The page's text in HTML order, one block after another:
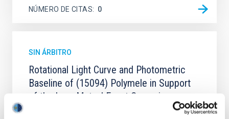
NÚMERO DE CITAS 0
SIN ÁRBITRO
Rotational Light Curve and Photometric
Baseline of (15094) Polymele in Support
of the Lucy Mutual Event Campaign
We report a rotational light curve and Fourier baseline